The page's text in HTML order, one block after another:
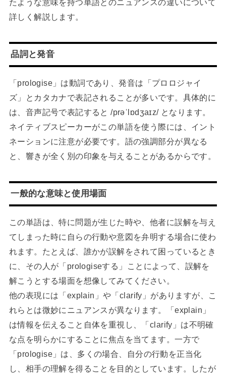
たような意味を持つ単語とのニュアンスの違いについて
詳しく解説します。
品詞と発音
「prologise」は動詞であり、発音は「プロロジャイ
ズ」とカタカナで表記されることが多いです。具体的に
は、音声記号で表記すると /prəˈlɒdʒaɪz/ となります。
ネイティブスピーカーがこの単語を使う際には、イント
ネーションに注意が必要です。語の強調部分が異なる
と、響きが全く別の印象を与えることがあるからです。
一般的な意味と使用場面
この単語は、特に問題が生じた時や、他者に誤解を与え
てしまった時に自らの行動や意図を弁明する場合に使わ
れます。たとえば、誰かが誤解をされて困っているとき
に、その人が「prologiseする」ことによって、誤解を
解こうとする場面を想像してみてください。
他の表現には「explain」や「clarify」がありますが、こ
れらとは微妙にニュアンスが異なります。「explain」
は情報を伝えること自体を重視し、「clarify」は不明確
な点を明らかにすることに焦点を当てます。一方で
「prologise」は、多くの場合、自分の行動を正当化
し、相手の理解を得ることを目的としています。したが